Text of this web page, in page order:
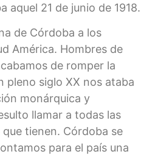
aquel 21 de junio de 1918.
de Córdoba a los
América. Hombres de
de romper la
pleno siglo XX nos ataba
monárquica y
llamar a todas las
tienen. Córdoba se
para el país una